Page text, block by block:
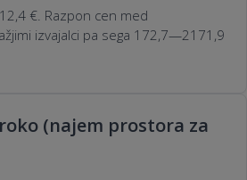
€. Razpon cen med
izvajalci pa sega 172,7—2171,9
(najem prostora za